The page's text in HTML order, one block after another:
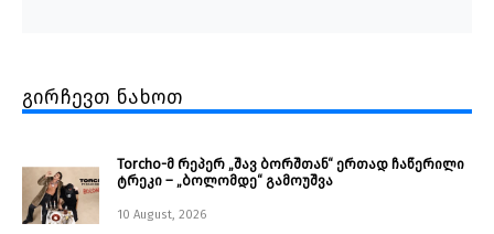
გირჩევთ ნახოთ
Torcho-მ რეპერ „შავ ბორშთან“ ერთად ჩაწერილი
ტრეკი – „ბოლომდე“ გამოუშვა
10 August, 2026